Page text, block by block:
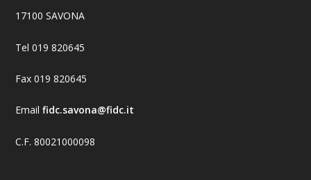
17100 SAVONA
Tel 019 820645
Fax 019 820645
Emailfidc.savona@fidc.it
C.F. 80021000098